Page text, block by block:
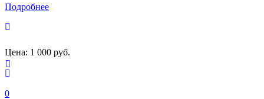
Подробнее
Цена: 1 000 руб.
0